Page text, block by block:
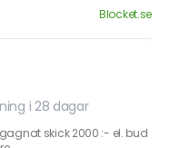
Blocket.se
i 28 dagar
skick 2000 :- el. bud